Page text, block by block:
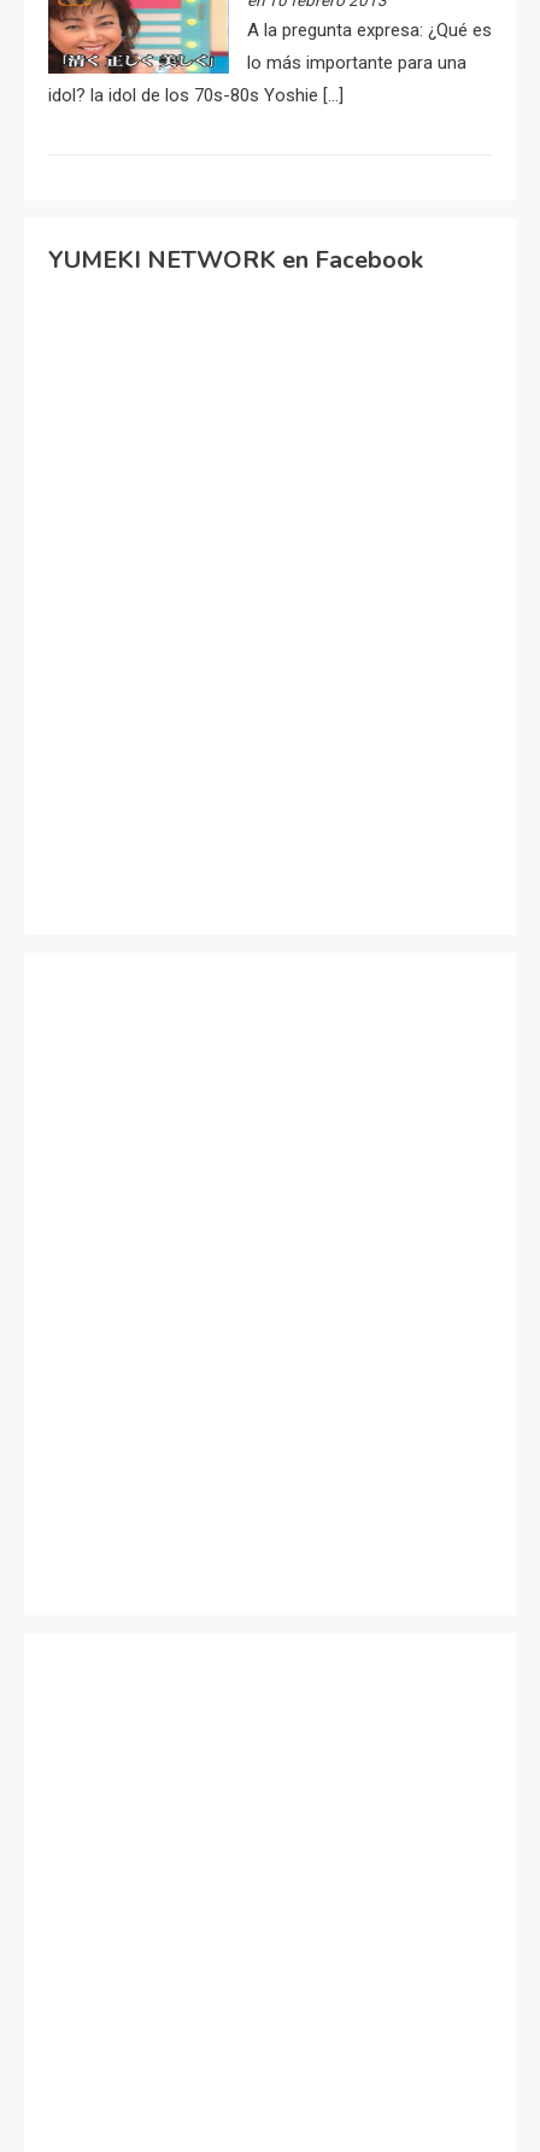
A la pregunta expresa: ¿Qué es
lo más importante para una
idol? la idol de los 70s-80s Yoshie […]
YUMEKI NETWORK en Facebook